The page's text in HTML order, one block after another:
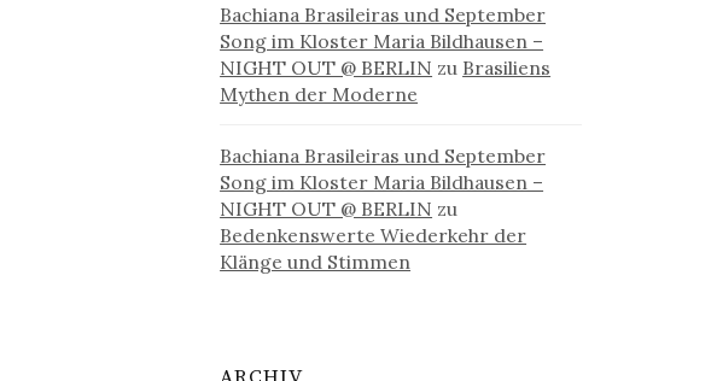
Bachiana Brasileiras und September
Song im Kloster Maria Bildhausen –
NIGHT OUT @ BERLIN zu Brasiliens
Mythen der Moderne
Bachiana Brasileiras und September
Song im Kloster Maria Bildhausen –
NIGHT OUT @ BERLIN zu
Bedenkenswerte Wiederkehr der
Klänge und Stimmen